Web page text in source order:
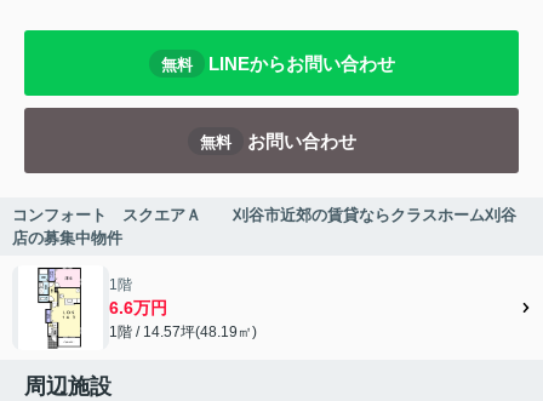
無料 LINEからお問い合わせ
無料 お問い合わせ
コンフォート スクエアＡ 刈谷市近郊の賃貸ならクラスホーム刈谷
店の募集中物件
1階
6.6万円
1階 / 14.57坪(48.19㎡)
周辺施設